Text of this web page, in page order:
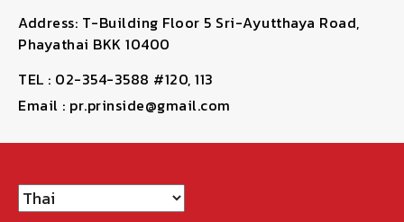
Address: T-Building Floor 5 Sri-Ayutthaya Road,
Phayathai BKK 10400
TEL : 02-354-3588 #120, 113
Email : pr.prinside@gmail.com